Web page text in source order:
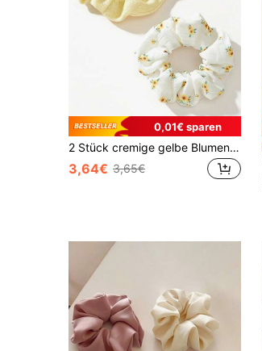
0,01€ sparen
2 Stück cremige gelbe Blumen-Scrunchies, weiche Atmosphäre Haaraccessoires, neue Frühling/Sommer Mädchenhafte Blumen-Scrunchies
3,64€ 3,65€